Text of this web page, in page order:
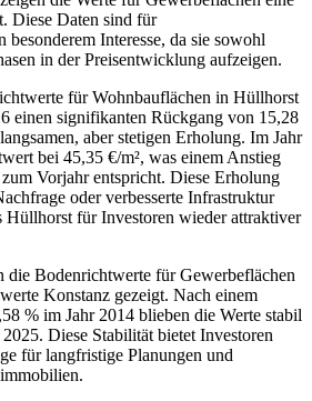
Diese Daten sind für
Interesse, da sie sowohl
in der Preisentwicklung aufzeigen.
für Wohnbauflächen in Hüllhorst
einen signifikanten Rückgang von 15,28
aber stetigen Erholung. Im Jahr
bei 45,35 €/m², was einem Anstieg
Vorjahr entspricht. Diese Erholung
oder verbesserte Infrastruktur
Hüllhorst für Investoren wieder attraktiver
die Bodenrichtwerte für Gewerbeflächen
Konstanz gezeigt. Nach einem
% im Jahr 2014 blieben die Werte stabil
Diese Stabilität bietet Investoren
für langfristige Planungen und